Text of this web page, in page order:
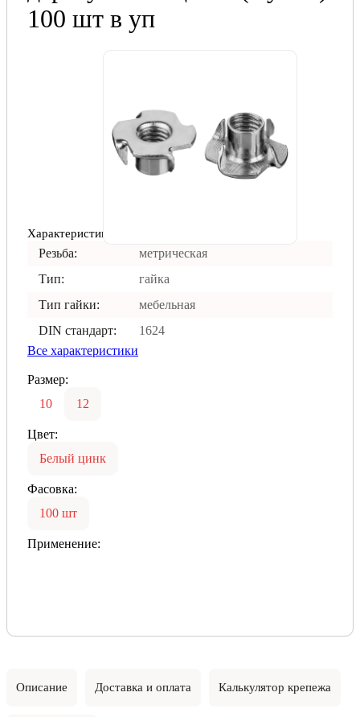
100 шт в уп
Характеристики
Резьба:
метрическая
Тип:
гайка
Тип гайки:
мебельная
DIN стандарт:
1624
Все характеристики
Размер:
10
12
Цвет:
Белый цинк
Фасовка:
100 шт
Применение:
Описание Доставка и оплата Калькулятор крепежа